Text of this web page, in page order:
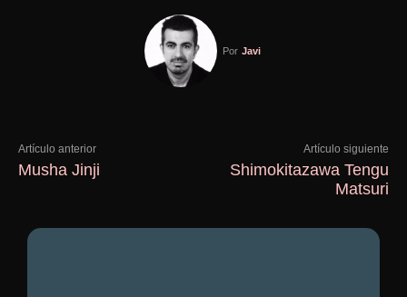
Por Javi
Artículo anterior
Musha Jinji
Artículo siguiente
Shimokitazawa Tengu
Matsuri